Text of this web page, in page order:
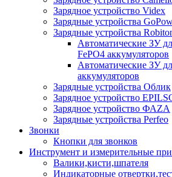
Зарядное устройство Videx
Зарядные устройства
Зарядные устройства
Автоматические ЗУ
FePO4 аккумуляторов
Автоматические ЗУ
аккумуляторов
Зарядные устройства Облик
Зарядное устройство
Зарядное устройство ФАZА
Зарядные устройства Perfeo
Звонки
Кнопки для звонков
Инструмент и измерительные
Валики,кисти,шпателя
Индикаторные